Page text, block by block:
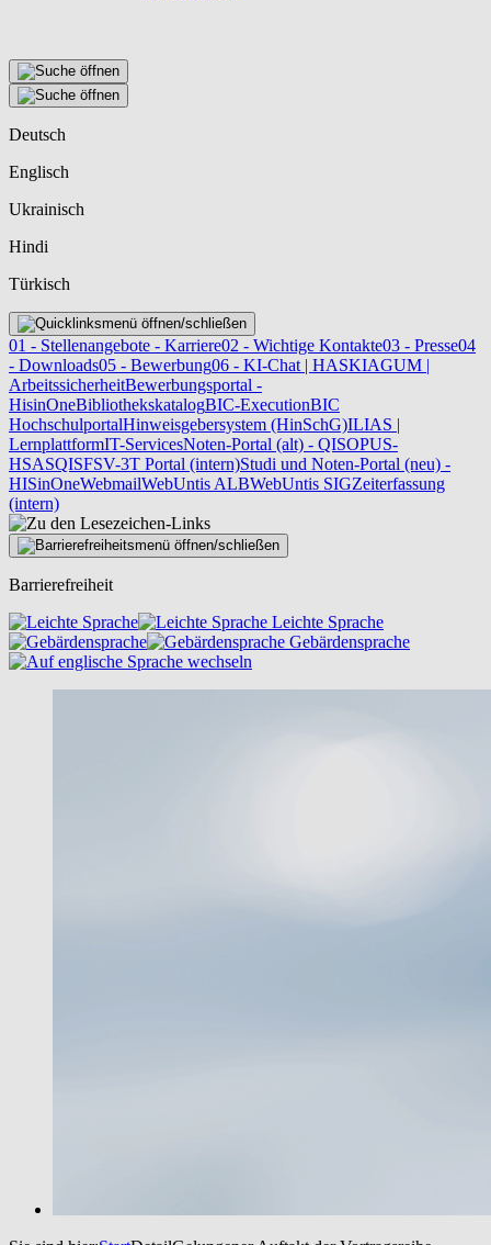
Deutsch
Englisch
Ukrainisch
Hindi
Türkisch
01 - Stellenangebote - Karriere02 - Wichtige Kontakte03 - Presse04
- Downloads05 - Bewerbung06 - KI-Chat | HASKIAGUM |
ArbeitssicherheitBewerbungsportal -
HisinOneBibliothekskatalogBIC-ExecutionBIC
HochschulportalHinweisgebersystem (HinSchG)ILIAS |
LernplattformIT-ServicesNoten-Portal (alt) - QISOPUS-
HSASQISFSV-3T Portal (intern)Studi und Noten-Portal (neu) -
HISinOneWebmailWebUntis ALBWebUntis SIGZeiterfassung
(intern)
Barrierefreiheit
Leichte Sprache
Gebärdensprache